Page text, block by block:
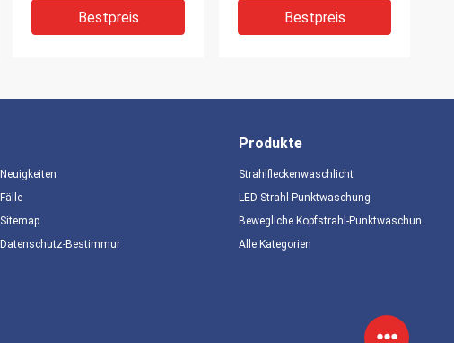
480W Lampe 15 Farben 8
Drehbare Gobos 31 DMX
Bestpreis
Bühnenbeleuchtung
Bestpreis
Neuigkeiten
Fälle
Sitemap
Datenschutz-Bestimmungen
Produkte
Strahlfleckenwaschlicht
LED-Strahl-Punktwaschung
Bewegliche Kopfstrahl-Punktwaschung
Alle Kategorien